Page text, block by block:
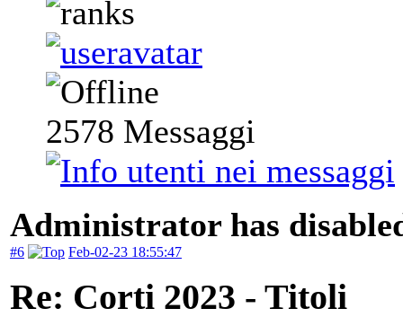
2578 Messaggi
Administrator has
#6 Feb-02-23 18:55:47
Re: Corti 2023 - Titoli